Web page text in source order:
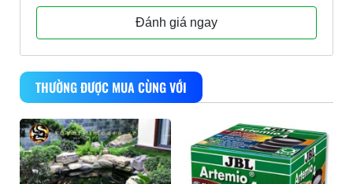
Đánh giá ngay
THƯỜNG ĐƯỢC MUA CÙNG VỚI